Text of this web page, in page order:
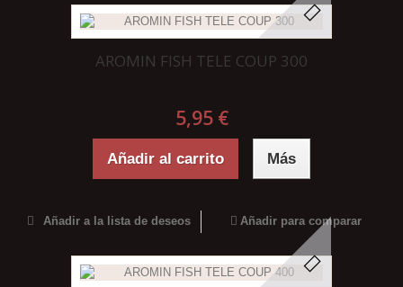
AROMIN FISH TELE COUP 300
5,95 €
Añadir al carrito Más
Añadir a la lista de deseos Añadir para comparar